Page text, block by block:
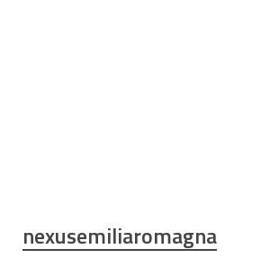
nexusemiliaromagna